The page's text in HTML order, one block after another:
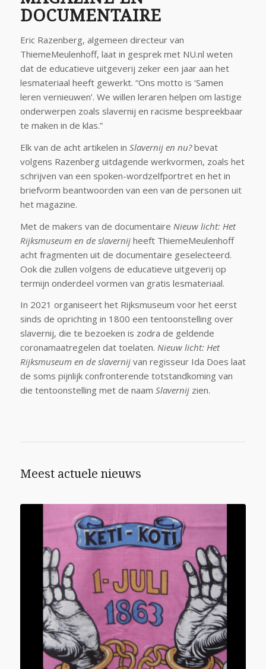
DOCUMENTAIRE
Eric Razenberg, algemeen directeur van
ThiemeMeulenhoff, laat in gesprek met NU.nl weten
dat de educatieve uitgeverij zeker een jaar aan het
lesmateriaal heeft gewerkt. “Ons motto is ‘Samen
leren vernieuwen’. We willen leraren helpen om lastige
onderwerpen zoals slavernij en racisme bespreekbaar
te maken in de klas.”
Elk van de acht artikelen in Slavernij en nu?bevat
volgens Razenberg uitdagende werkvormen, zoals het
schrijven van een spoken-wordzelfportret en het in
briefvorm beantwoorden van een van de personen uit
het magazine.
Met de makers van de documentaire Nieuw licht: Het
Rijksmuseum en de slavernijheeft ThiemeMeulenhoff
acht fragmenten uit de documentaire geselecteerd.
Ook die zullen volgens de educatieve uitgeverij op
termijn onderdeel vormen van gratis lesmateriaal.
In 2021 organiseert het Rijksmuseum voor het eerst
sinds de oprichting in 1800 een tentoonstelling over
slavernij, die te bezoeken is zodra de geldende
coronamaatregelen dat toelaten. Nieuw licht: Het
Rijksmuseum en de slavernijvan regisseur Ida Does laat
de soms pijnlijk confronterende totstandkoming van
die tentoonstelling met de naam Slavernijzien.
Meest actuele nieuws